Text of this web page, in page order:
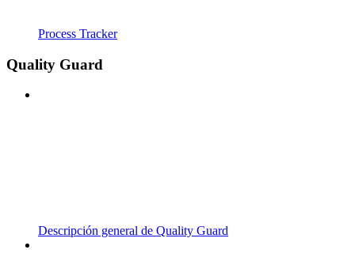
Process Tracker
Quality Guard
Descripción general de Quality Guard